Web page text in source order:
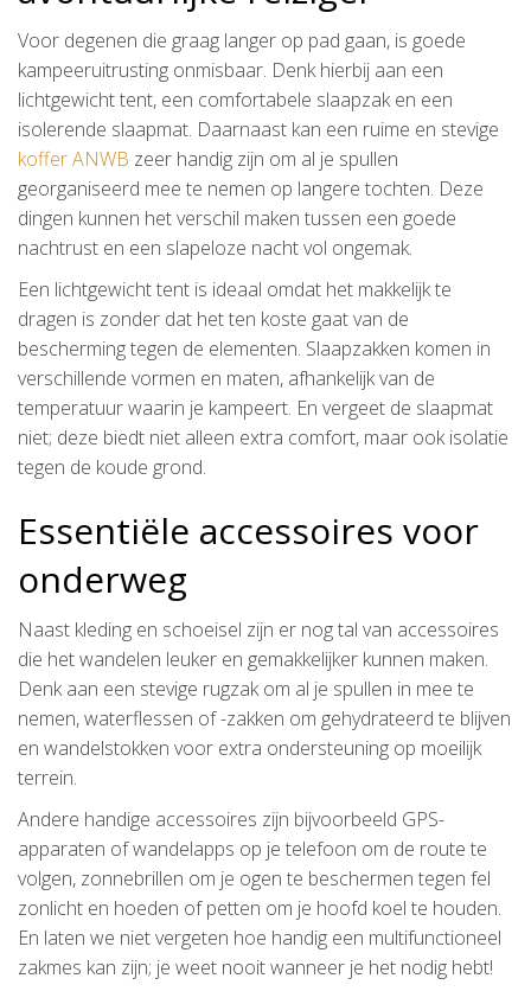
Voor degenen die graag langer op pad gaan, is goede
kampeeruitrusting onmisbaar. Denk hierbij aan een
lichtgewicht tent, een comfortabele slaapzak en een
isolerende slaapmat. Daarnaast kan een ruime en stevige
koffer ANWB zeer handig zijn om al je spullen
georganiseerd mee te nemen op langere tochten. Deze
dingen kunnen het verschil maken tussen een goede
nachtrust en een slapeloze nacht vol ongemak.
Een lichtgewicht tent is ideaal omdat het makkelijk te
dragen is zonder dat het ten koste gaat van de
bescherming tegen de elementen. Slaapzakken komen in
verschillende vormen en maten, afhankelijk van de
temperatuur waarin je kampeert. En vergeet de slaapmat
niet; deze biedt niet alleen extra comfort, maar ook isolatie
tegen de koude grond.
Essentiële accessoires voor
onderweg
Naast kleding en schoeisel zijn er nog tal van accessoires
die het wandelen leuker en gemakkelijker kunnen maken.
Denk aan een stevige rugzak om al je spullen in mee te
nemen, waterflessen of -zakken om gehydrateerd te blijven
en wandelstokken voor extra ondersteuning op moeilijk
terrein.
Andere handige accessoires zijn bijvoorbeeld GPS-
apparaten of wandelapps op je telefoon om de route te
volgen, zonnebrillen om je ogen te beschermen tegen fel
zonlicht en hoeden of petten om je hoofd koel te houden.
En laten we niet vergeten hoe handig een multifunctioneel
zakmes kan zijn; je weet nooit wanneer je het nodig hebt!